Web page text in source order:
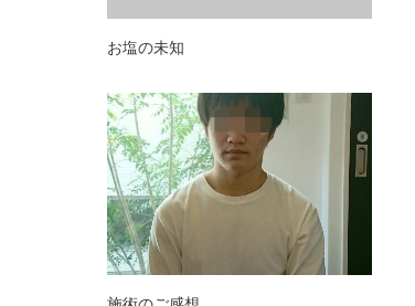
お塩の未知